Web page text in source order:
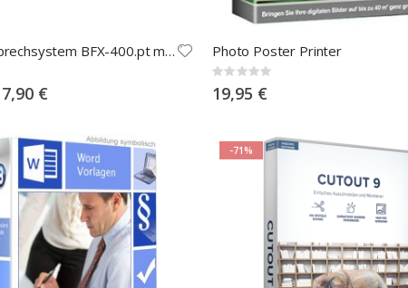
Kfz-Freisprechsystem BFX-400.pt mit Bluetooth & Multipoint
€
Photo Poster Printer
Rating:
0%
19,95 €
-71%